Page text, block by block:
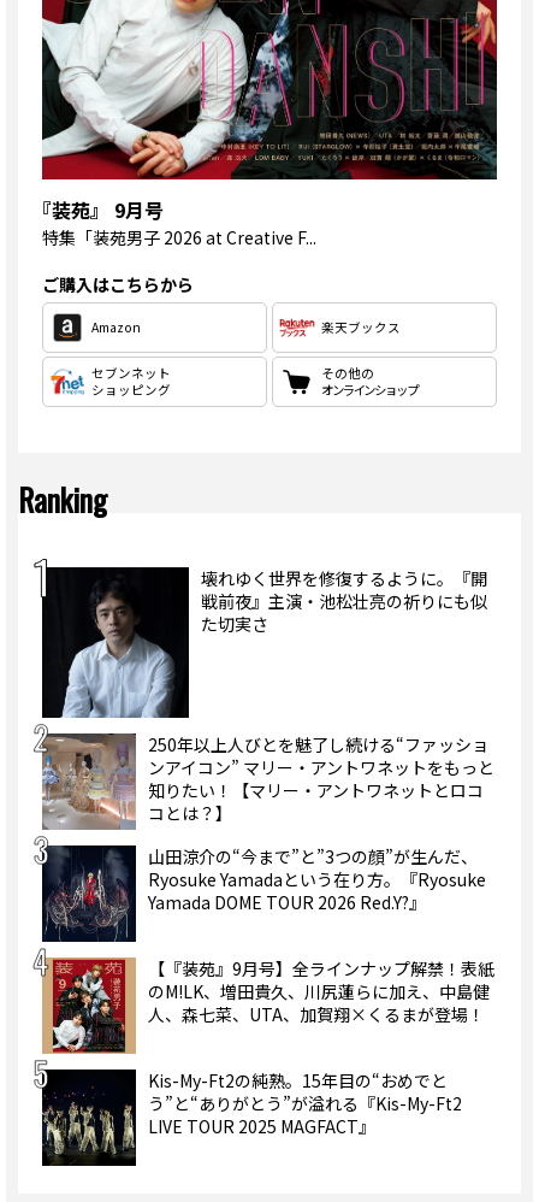
『装苑』 9月号
特集 「装苑男子 2026 at Creative F...
ご購入はこちらから
Amazon 楽天ブックス
セブンネット
ショッピング
その他の
オンラインショップ
Ranking
壊れゆく世界を修復するように。『開
戦前夜』主演・池松壮亮の祈りにも似
た切実さ
250年以上人びとを魅了し続ける“ファッショ
ンアイコン” マリー・アントワネットをもっと
知りたい！【マリー・アントワネットとロコ
コとは？】
山田涼介の“今まで”と”3つの顔”が生んだ、
Ryosuke Yamadaという在り方。『Ryosuke
Yamada DOME TOUR 2026 Red.Y?』
【『装苑』9月号】全ラインナップ解禁！表紙
のM!LK、増田貴久、川尻蓮らに加え、中島健
人、森七菜、UTA、加賀翔×くるまが登場！
Kis-My-Ft2の純熟。15年目の“おめでと
う”と“ありがとう”が溢れる『Kis-My-Ft2
LIVE TOUR 2025 MAGFACT』